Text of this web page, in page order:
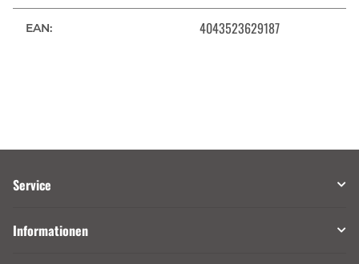
EAN: 4043523629187
Service
Informationen